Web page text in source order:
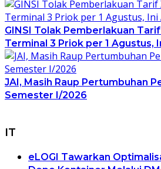
GINSI Tolak Pemberlakuan
Terminal 3 Priok per 1 Agustus,
JAI, Masih Raup Pertumbuhan
Semester I/2026
IT
eLOGI Tawarkan